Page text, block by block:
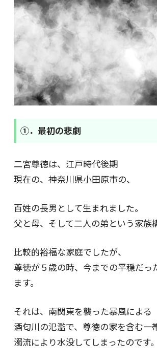
①．最初の悲劇
二宮尊徳は、江戸時代後期
現在の、神奈川県小田原市の、
百姓の長男として生まれました。
父と母、そして二人の弟という家族
比較的裕福な家庭でしたが、
尊徳が５歳の時、今までの平穏だっ
ます。
それは、南関東を襲った暴風による
酒匂川の氾濫で、尊徳の家を含む一
濁流により水没してしまったのです。